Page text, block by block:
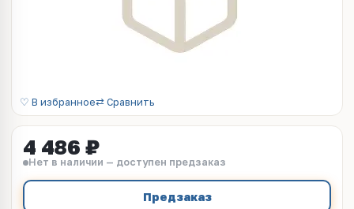
♡ В избранное⇄ Сравнить
4 486 ₽
Нет в наличии — доступен предзаказ
Предзаказ